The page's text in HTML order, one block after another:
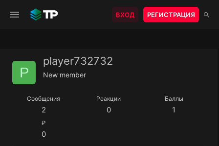
ВХОД РЕГИСТРАЦИЯ
P
player732732
New member
Сообщения
2
Реакции
0
Баллы
1
₽
0